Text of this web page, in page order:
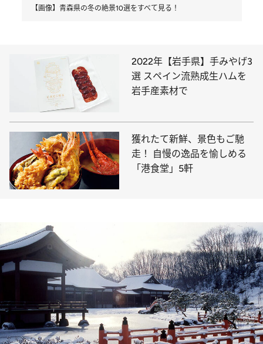
【画像】青森県の冬の絶景10選をすべて見る！
2022年【岩手県】手みやげ3
選 スペイン流熟成生ハムを
岩手産素材で
獲れたて新鮮、景色もご馳
走！ 自慢の逸品を愉しめる
「港食堂」5軒